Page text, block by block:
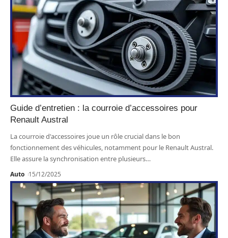
Guide d’entretien : la courroie d’accessoires pour
Renault Austral
La courroie d'accessoires joue un rôle crucial dans le bon
fonctionnement des véhicules, notamment pour le Renault Austral.
Elle assure la synchronisation entre plusieurs…
Auto 15/12/2025